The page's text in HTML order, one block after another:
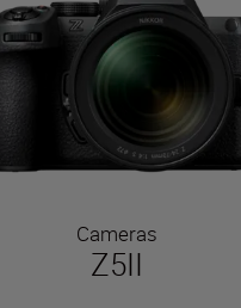
Cameras
Z5II